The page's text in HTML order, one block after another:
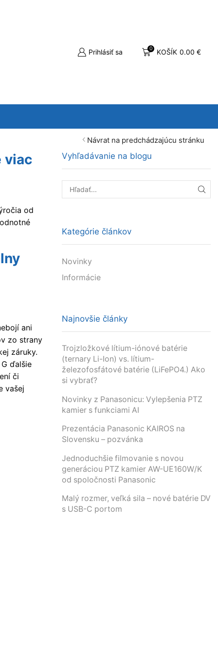
Prihlásiť sa 0 KOŠÍK 0.00 €
Návrat na predchádzajúcu stránku
viac
od
ani
zo strany
záruky.
ďalšie
či
vašej
Vyhľadávanie na blogu
Kategórie článkov
Novinky
Informácie
Najnovšie články
Trojzložkové lítium-iónové batérie
(ternary Li-Ion) vs. lítium-
železofosfátové batérie (LiFePO4.) Ako
si vybrať?
Novinky z Panasonicu: Vylepšenia PTZ
kamier s funkciami AI
Prezentácia Panasonic KAIROS na
Slovensku – pozvánka
Jednoduchšie filmovanie s novou
generáciou PTZ kamier AW-UE160W/K
od spoločnosti Panasonic
Malý rozmer, veľká sila – nové batérie DV
s USB-C portom